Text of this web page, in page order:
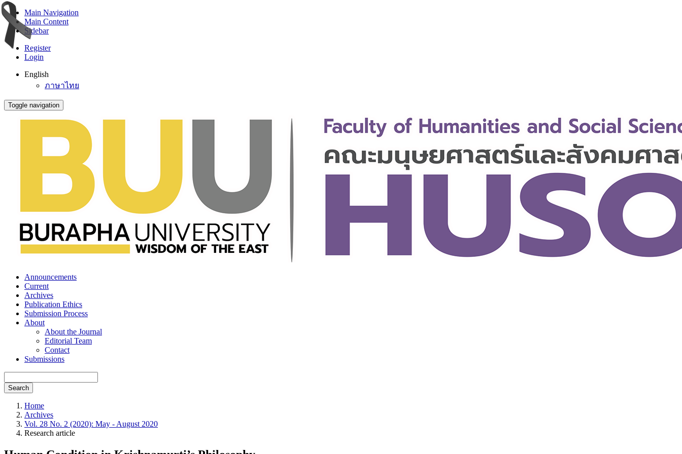
Main Navigation
Main Content
Sidebar
Register
Login
English
ภาษาไทย
Toggle navigation
Announcements
Current
Archives
Publication Ethics
Submission Process
About
About the Journal
Editorial Team
Contact
Submissions
Search
Home
Archives
Vol. 28 No. 2 (2020): May - August 2020
Research article